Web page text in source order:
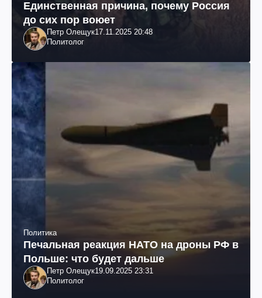
Единственная причина, почему Россия
до сих пор воюет
Петр Олещук17.11.2025 20:48
Политолог
Политика
Печальная реакция НАТО на дроны РФ в
Польше: что будет дальше
Петр Олещук19.09.2025 23:31
Политолог